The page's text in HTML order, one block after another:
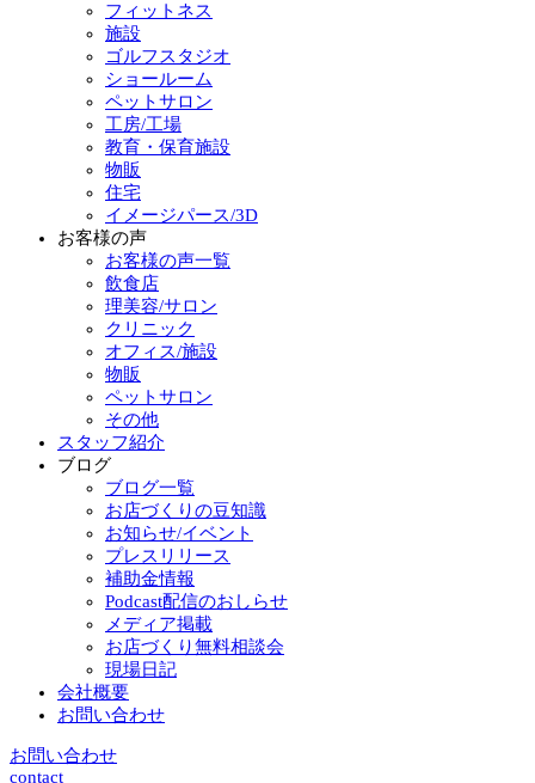
フィットネス
施設
ゴルフスタジオ
ショールーム
ペットサロン
工房/工場
教育・保育施設
物販
住宅
イメージパース/3D
お客様の声
お客様の声一覧
飲食店
理美容/サロン
クリニック
オフィス/施設
物販
ペットサロン
その他
スタッフ紹介
ブログ
ブログ一覧
お店づくりの豆知識
お知らせ/イベント
プレスリリース
補助金情報
Podcast配信のおしらせ
メディア掲載
お店づくり無料相談会
現場日記
会社概要
お問い合わせ
お問い合わせ
contact